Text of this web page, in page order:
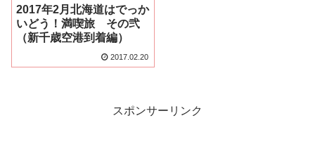
2017年2月北海道はでっか
いどう！満喫旅 その弐
（新千歳空港到着編）
2017.02.20
スポンサーリンク